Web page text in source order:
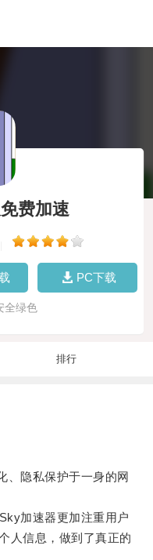
费加速
PC下载
全绿色
排行
隐私保护于一身的网
加速器更加注重用户
人信息，做到了真正的